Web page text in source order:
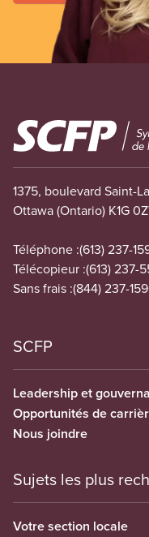
Image
1375, boulevard Saint-
Ottawa (Ontario) K1G
Téléphone :(613) 237-
Télécopieur :(613) 237-
Sans frais :(844) 237-
SCFP
Leadership et
Opportunités de
Nous joindre
Sujets les plus
Votre section locale